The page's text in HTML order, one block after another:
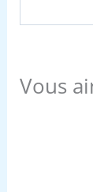
Vous